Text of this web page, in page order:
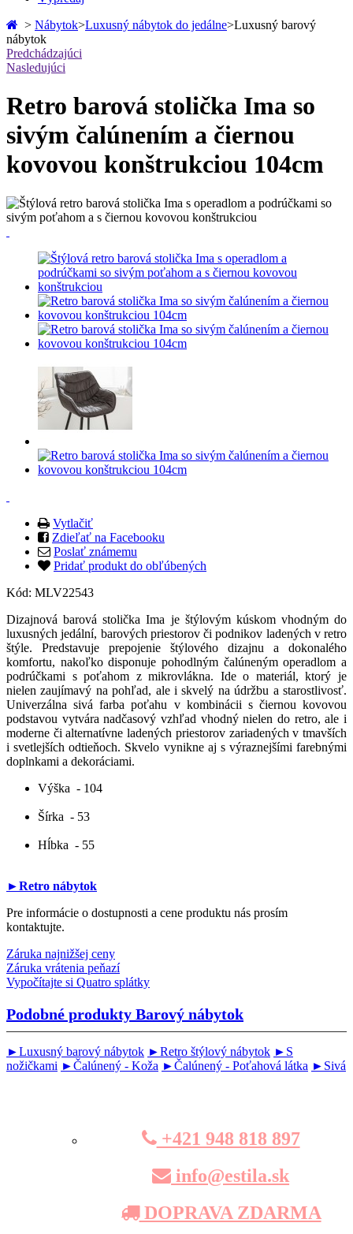
> Nábytok>Luxusný nábytok do jedálne>Luxusný barový
nábytok
Predchádzajúci
Nasledujúci
Retro barová stolička Ima so
sivým čalúnením a čiernou
kovovou konštrukciou 104cm
Vytlačiť
Zdieľať na Facebooku
Poslať známemu
Pridať produkt do obľúbených
Kód: MLV22543
Dizajnová barová stolička Ima je štýlovým kúskom vhodným do
luxusných jedální, barových priestorov či podnikov ladených v retro
štýle. Predstavuje prepojenie štýlového dizajnu a dokonalého
komfortu, nakoľko disponuje pohodlným čalúneným operadlom a
podrúčkami s poťahom z mikrovlákna. Ide o materiál, ktorý je
nielen zaujímavý na pohľad, ale i skvelý na údržbu a starostlivosť.
Univerzálna sivá farba poťahu v kombinácii s čiernou kovovou
podstavou vytvára nadčasový vzhľad vhodný nielen do retro, ale i
moderne či alternatívne ladených priestorov zariadených v tmavších
i svetlejších odtieňoch. Skvelo vynikne aj s výraznejšími farebnými
doplnkami a dekoráciami.
Výška - 104
Šírka - 53
Hĺbka - 55
►Retro nábytok
Pre informácie o dostupnosti a cene produktu nás prosím
kontaktujte.
Záruka najnižšej ceny
Záruka vrátenia peňazí
Vypočítajte si Quatro splátky
Podobné produkty Barový nábytok
►Luxusný barový nábytok ►Retro štýlový nábytok ►S
nožičkami ►Čalúnený - Koža ►Čalúnený - Poťahová látka ►Sivá
+421 948 818 897
info@estila.sk
DOPRAVA ZDARMA